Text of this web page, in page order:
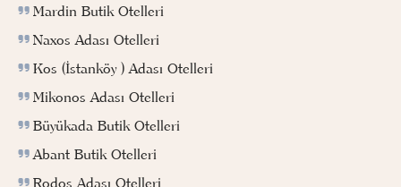
Mardin Butik Otelleri
Naxos Adası Otelleri
Kos (İstanköy ) Adası Otelleri
Mikonos Adası Otelleri
Büyükada Butik Otelleri
Abant Butik Otelleri
Rodos Adası Otelleri